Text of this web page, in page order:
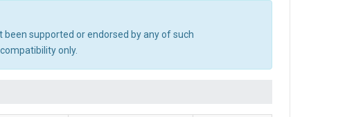
supported or endorsed by any of such
only.